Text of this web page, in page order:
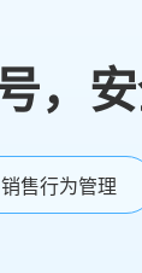
，
销售行为管理